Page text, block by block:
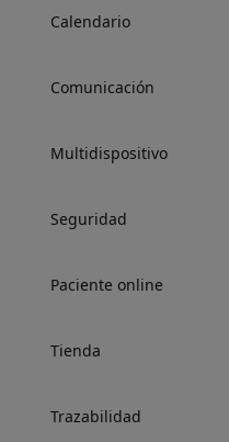
Calendario
Comunicación
Multidispositivo
Seguridad
Paciente online
Tienda
Trazabilidad